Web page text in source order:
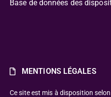
Base de données des
MENTIONS LÉGALES
Ce site est mis à disposition